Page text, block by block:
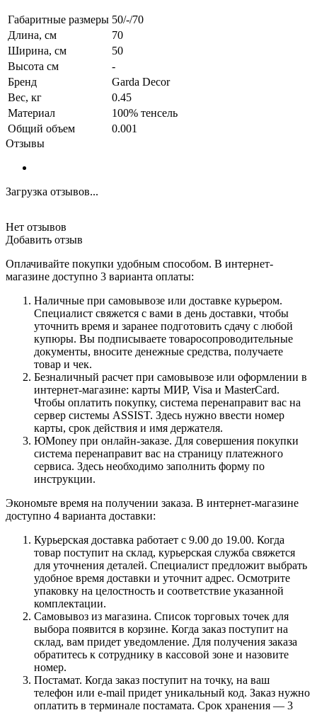
Габаритные размеры 50/-/70
Длина, см
70
Ширина, см
50
Высота см
-
Бренд
Garda Decor
Вес, кг
0.45
Материал
100% тенсель
Общий объем
0.001
Отзывы
Загрузка отзывов...
Нет отзывов
Добавить отзыв
Оплачивайте покупки удобным способом. В интернет-
магазине доступно 3 варианта оплаты:
Наличные при самовывозе или доставке курьером.
Специалист свяжется с вами в день доставки, чтобы
уточнить время и заранее подготовить сдачу с любой
купюры. Вы подписываете товаросопроводительные
документы, вносите денежные средства, получаете
товар и чек.
Безналичный расчет при самовывозе или оформлении в
интернет-магазине: карты МИР, Visa и MasterCard.
Чтобы оплатить покупку, система перенаправит вас на
сервер системы ASSIST. Здесь нужно ввести номер
карты, срок действия и имя держателя.
ЮMoney при онлайн-заказе. Для совершения покупки
система перенаправит вас на страницу платежного
сервиса. Здесь необходимо заполнить форму по
инструкции.
Экономьте время на получении заказа. В интернет-магазине
доступно 4 варианта доставки:
Курьерская доставка работает с 9.00 до 19.00. Когда
товар поступит на склад, курьерская служба свяжется
для уточнения деталей. Специалист предложит выбрать
удобное время доставки и уточнит адрес. Осмотрите
упаковку на целостность и соответствие указанной
комплектации.
Самовывоз из магазина. Список торговых точек для
выбора появится в корзине. Когда заказ поступит на
склад, вам придет уведомление. Для получения заказа
обратитесь к сотруднику в кассовой зоне и назовите
номер.
Постамат. Когда заказ поступит на точку, на ваш
телефон или e-mail придет уникальный код. Заказ нужно
оплатить в терминале постамата. Срок хранения — 3